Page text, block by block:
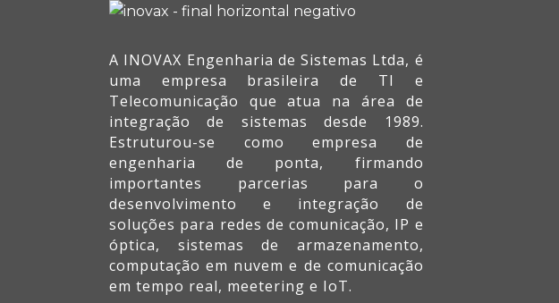
A INOVAX Engenharia de Sistemas Ltda, é
uma empresa brasileira de TI e
Telecomunicação que atua na área de
integração de sistemas desde 1989.
Estruturou-se como empresa de
engenharia de ponta, firmando
importantes parcerias para o
desenvolvimento e integração de
soluções para redes de comunicação, IP e
óptica, sistemas de armazenamento,
computação em nuvem e de comunicação
em tempo real, meetering e IoT.